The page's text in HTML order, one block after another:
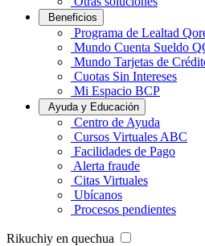
Beneficios
Programa de Lealtad
Mundo Cuenta Sueldo
Mundo Tarjetas de
Cuotas Sin Intereses
Mi Espacio BCP
Ayuda y Educación
Centro de Ayuda
Cursos Virtuales ABC
Facilidades de Pago
Alerta fraude
Citas Virtuales
Ubícanos
Procesos pendientes
Rikuchiy en quechua